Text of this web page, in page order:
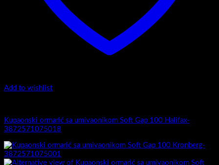
Add to wishlist
Kupaonski ormarić sa umivaonikom Soft Gap 100 Halifax-
3872571075018